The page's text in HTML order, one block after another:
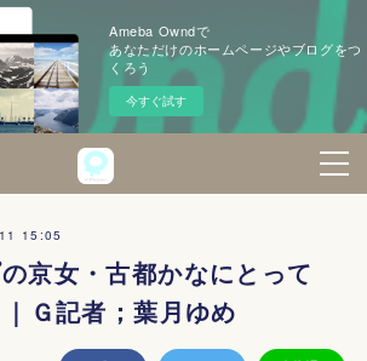
Ameba Owndで
あなただけのホームページやブログをつ
くろう
今すぐ試す
15:05
京女・古都かなにとって
Ｇ記者；葉月ゆめ